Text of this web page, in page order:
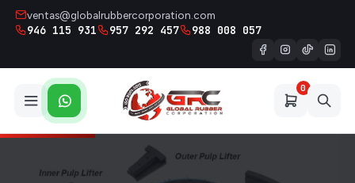
ventas@globalrubbercorporation.com
946 115 931 957 292 457 988 008 057
0